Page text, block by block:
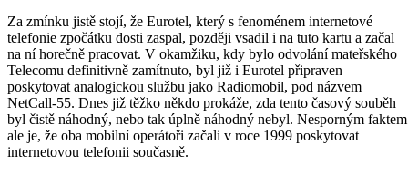
Za zmínku jistě stojí, že Eurotel, který s fenoménem internetové
telefonie zpočátku dosti zaspal, později vsadil i na tuto kartu a začal
na ní horečně pracovat. V okamžiku, kdy bylo odvolání mateřského
Telecomu definitivně zamítnuto, byl již i Eurotel připraven
poskytovat analogickou službu jako Radiomobil, pod názvem
NetCall-55. Dnes již těžko někdo prokáže, zda tento časový souběh
byl čistě náhodný, nebo tak úplně náhodný nebyl. Nesporným faktem
ale je, že oba mobilní operátoři začali v roce 1999 poskytovat
internetovou telefonii současně.